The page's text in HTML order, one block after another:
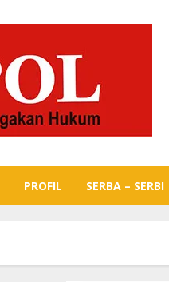
PROFIL SERBA – SERBI